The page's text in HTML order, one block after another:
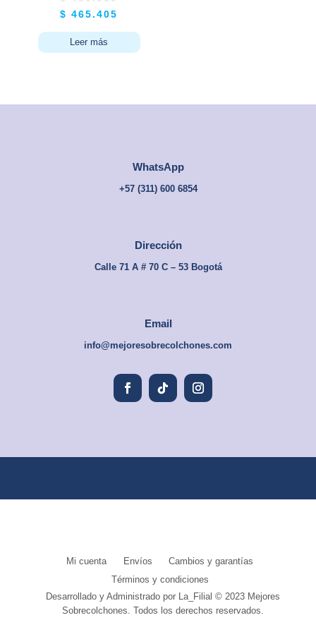
– MemoryGel
$ 465.405
Leer más
WhatsApp
+57 (311) 600 6854
Dirección
Calle 71 A # 70 C – 53 Bogotá
Email
info@mejoresobrecolchones.com
Mi cuenta Envíos Cambios y garantías
Términos y condiciones
Desarrollado y Administrado por La_Filial © 2023 Mejores
Sobrecolchones. Todos los derechos reservados.